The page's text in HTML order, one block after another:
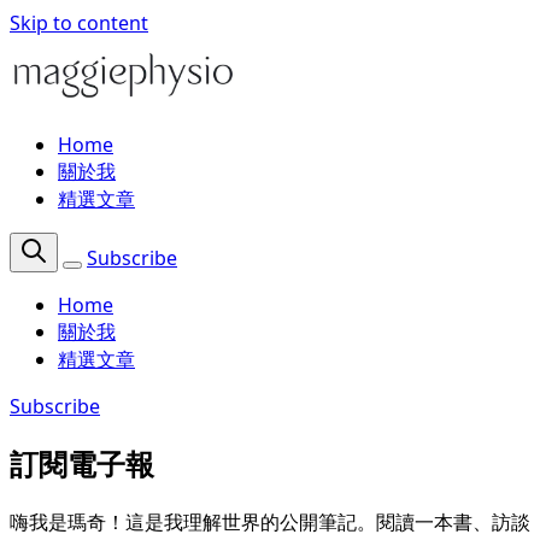
Skip to content
Home
關於我
精選文章
Subscribe
Home
關於我
精選文章
Subscribe
訂閱電子報
嗨我是瑪奇！這是我理解世界的公開筆記。閱讀一本書、訪談